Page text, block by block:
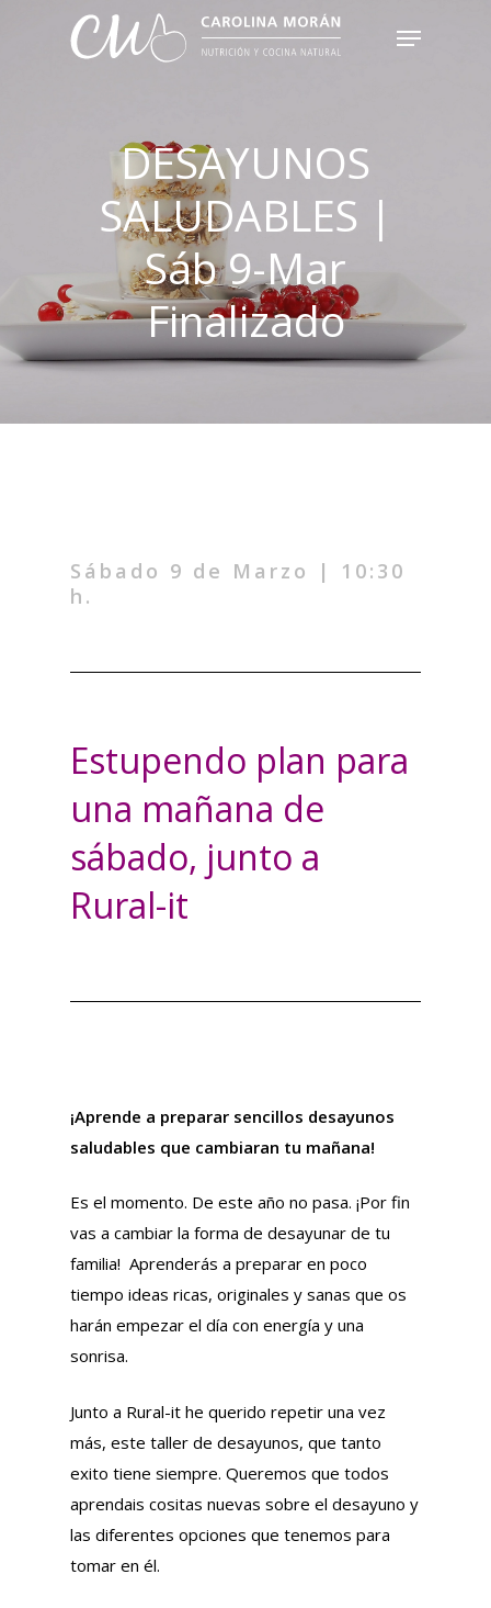
Menu
DESAYUNOS
SALUDABLES |
Sáb 9-Mar
Finalizado
Sábado 9 de Marzo | 10:30
h.
Estupendo plan para
una mañana de
sábado, junto a
Rural-it
¡Aprende a preparar sencillos desayunos
saludables que cambiaran tu mañana!
Es el momento. De este año no pasa. ¡Por fin
vas a cambiar la forma de desayunar de tu
familia! Aprenderás a preparar en poco
tiempo ideas ricas, originales y sanas que os
harán empezar el día con energía y una
sonrisa.
Junto a Rural-it he querido repetir una vez
más, este taller de desayunos, que tanto
exito tiene siempre. Queremos que todos
aprendais cositas nuevas sobre el desayuno y
las diferentes opciones que tenemos para
tomar en él.